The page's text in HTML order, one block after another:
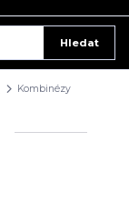
Hledat
Kombinézy